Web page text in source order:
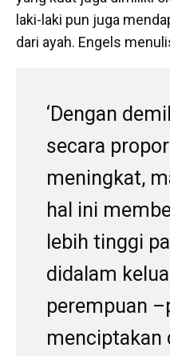
laki-laki pun juga
dari ayah. Engels
‘Dengan
secara
meningkat,
hal ini
lebih tinggi
didalam
perempuan
menciptakan